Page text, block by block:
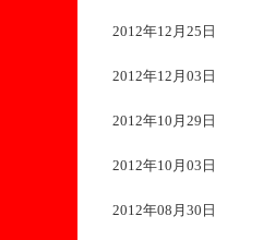
2012年12月25日
2012年12月03日
2012年10月29日
2012年10月03日
2012年08月30日